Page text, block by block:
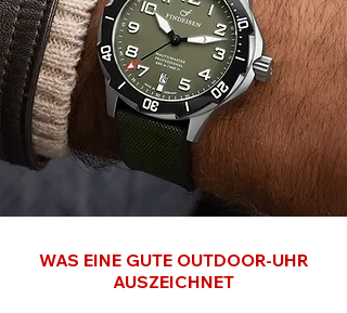
WAS EINE GUTE OUTDOOR-UHR
AUSZEICHNET